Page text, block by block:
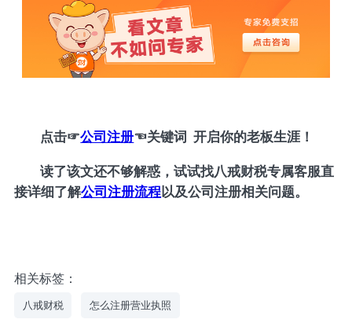
点击☞公司注册☜关键词 开启你的老板生涯！
读了该文还不够解惑，试试找八戒财税专属客服直
接详细了解公司注册流程以及公司注册相关问题。
相关标签：
八戒财税 怎么注册营业执照